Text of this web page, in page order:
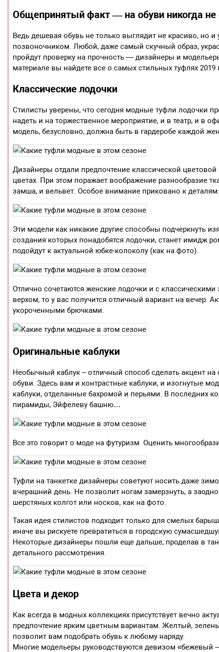
Общепринятый факт — на обуви никогда не
Ведь дешевая обувь не только выглядит не красиво, но
позвоночником. Любой, даже самый скучный образ,
пройдут проверку на прочность — дизайнеры и
материале вы найдете все о самых стильных туфлях
Классические лодочки
Стилисты уверены, что сегодня модные туфли лодочки
надеть и на торжественное мероприятие, и в театр, и в
модель, безусловно, должна быть в гардеробе каждой
Дизайнеры отдали предпочтение классической
цветах. При этом поражает воображение разнообразие
замша, и вельвет. Особое внимание приковано к
Эти модели как никакие другие способны подчеркнуть
создания которых понадобятся лодочки, станет имидж
подойдут к актуальной юбке-колоколу (как на фото).
Отлично сочетаются женские лодочки и с
верхом, то у вас получится отличный вариант на вечер.
укороченными брючками.
Оригинальные каблуки
Необычный каблук – отличный способ сделать акцент
обуви. Здесь вам и контрастные каблуки, и изогнутые
каблуки, отделанные бахромой и перьями. В последних
пирамиды, Эйфелеву башню…
Все это говорит о моде на футуризм. Оценить
Туфли на танкетке дизайнеры советуют носить даже
вчерашний день. Не позволит ногам замерзнуть, а
шерстяных колгот или носков, как на фото.
Такая идея стилистов подходит только для смелых
иначе вы рискуете превратиться в городскую
Некоторые дизайнеры пошли еще дальше, проделав в
детального рассмотрения.
Цвета и декор
Как всегда в модных коллекциях присутствует вечно
предпочтение ярким цветным вариантам. Желтый,
позволит вам подобрать обувь к любому наряду.
Многие модельеры руководствуются девизом «бежевый